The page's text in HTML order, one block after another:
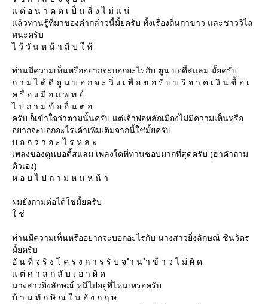
ต่ อ น า ค ต เ ป็ น สิ่ ง ไ ม่ แ น่
ล้วท่านรู้ที่มาของคำกล่าวนี้มั้ยครับ ทั้งเรื่องถิ่นกาขาว และชาววิไล
หนะครับ
ไ ว้ วั น ห น้ า สื บ ใ ห้
ท่านมีความเห็นหรืออยากจะบอกอะไรกับ ตูน บอดี้สแลม มั้ยครับ
ถ า ม ไ ด้ ดี ตู น บ อ ก จ ะ วิ่ ง เ พื่ อ ข อ รั บ บ ริ จ า ค เ งิ น ซื้ อ เ
ค รื่ อ ง มื อ แ พ ท ย์
ไ ป ถ า ม ข้ อ อื่ น ต่ อ
ครับ ก็เข้าใจว่าตามนั้นครับ แต่เจ้าพ่อหลักเมืองไม่มีความเห็นหรือ
อยากจะบอกอะไรเค้าเพิ่มเติมจากนี้ใช่มั้ยครับ
บ อ ก ว่ า อ ะ ไ ร ห ล ะ
เพลงของตูนบอดี้สแลม เพลงใดที่ท่านชอบมากที่สุดครับ (ฮาคำถาม
ตัวเอง)
ห อ บ ไ ป ถ า ม ห น ห น้ า
ผมยังถามต่อได้ใช่มั้ยครับ
ช่
ท่านมีความเห็นหรืออยากจะบอกอะไรกับ นางสาวยิ่งลักษณ์ ชินวัตร
มั้ยครับ
อั น ที่ จ ริ ง โ ค ร ง ก า ร รั บ จ ำ น ำ ข้ า ว ไ ม่ ผิ ด
ต่ ศ า ล ก ลั บ เ อ า ผิ ด
นางสาวยิ่งลักษณ์ หนีไปอยู่ที่ไหนเหรอครับ
บ้ า น ทั ก ษิ ณ ใ น อั ง ก ฤ ษ